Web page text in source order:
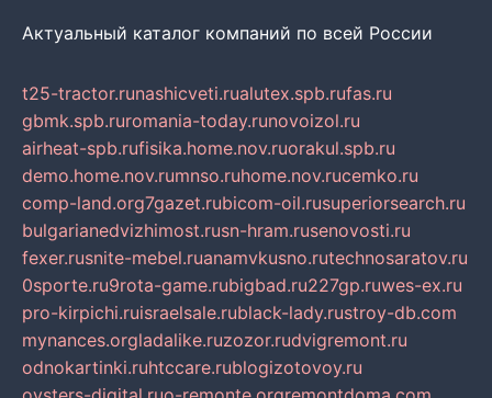
Актуальный каталог компаний по всей России
t25-tractor.runashicveti.rualutex.spb.rufas.ru
gbmk.spb.ruromania-today.runovoizol.ru
airheat-spb.rufisika.home.nov.ruorakul.spb.ru
demo.home.nov.rumnso.ruhome.nov.rucemko.ru
comp-land.org7gazet.rubicom-oil.rusuperiorsearch.ru
bulgarianedvizhimost.rusn-hram.rusenovosti.ru
fexer.rusnite-mebel.ruanamvkusno.rutechnosaratov.ru
0sporte.ru9rota-game.rubigbad.ru227gp.ruwes-ex.ru
pro-kirpichi.ruisraelsale.rublack-lady.rustroy-db.com
mynances.orgladalike.ruzozor.rudvigremont.ru
odnokartinki.ruhtccare.rublogizotovoy.ru